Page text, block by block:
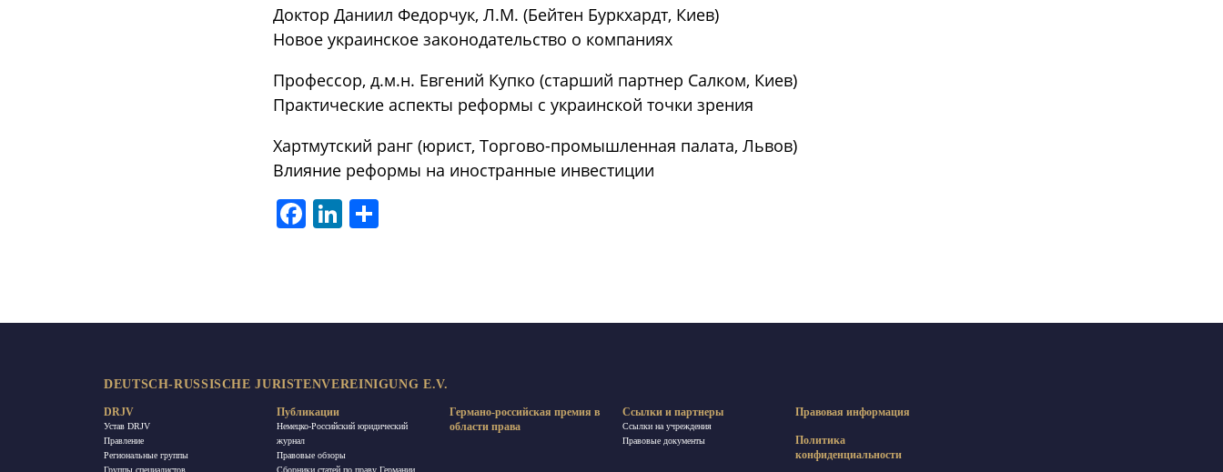
Доктор Даниил Федорчук, Л.М. (Бейтен Буркхардт, Киев)
Новое украинское законодательство о компаниях
Профессор, д.м.н. Евгений Купко (старший партнер Салком, Киев)
Практические аспекты реформы с украинской точки зрения
Хартмутский ранг (юрист, Торгово-промышленная палата, Львов)
Влияние реформы на иностранные инвестиции
FacebookLinkedIn
DEUTSCH-RUSSISCHE JURISTENVEREINIGUNG E.V.
DRJV
Устав DRJV
Правление
Региональные группы
Группы специалистов
Публикации
Немецко-Российский юридический
журнал
Правовые обзоры
Сборники статей по праву Германии
Германо-российская премия в
области права
Ссылки и партнеры
Ссылки на учреждения
Правовые документы
Правовая информация
Политика
конфиденциальности